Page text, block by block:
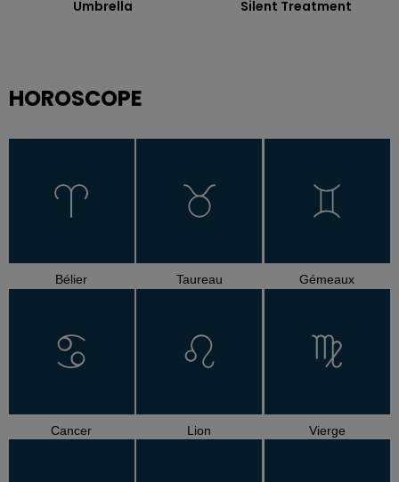
Umbrella Silent Treatment
HOROSCOPE
Bélier Taureau Gémeaux
Cancer Lion Vierge